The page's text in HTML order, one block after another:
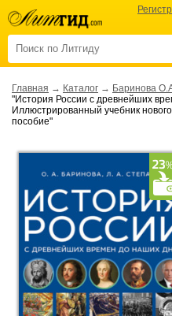
Главная → Каталог → Баринова
"История России с древнейших
Иллюстрированный учебник
пособие"